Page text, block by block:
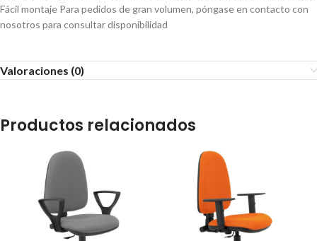
Fácil montaje Para pedidos de gran volumen, póngase en contacto con
nosotros para consultar disponibilidad
Valoraciones (0)
Productos relacionados